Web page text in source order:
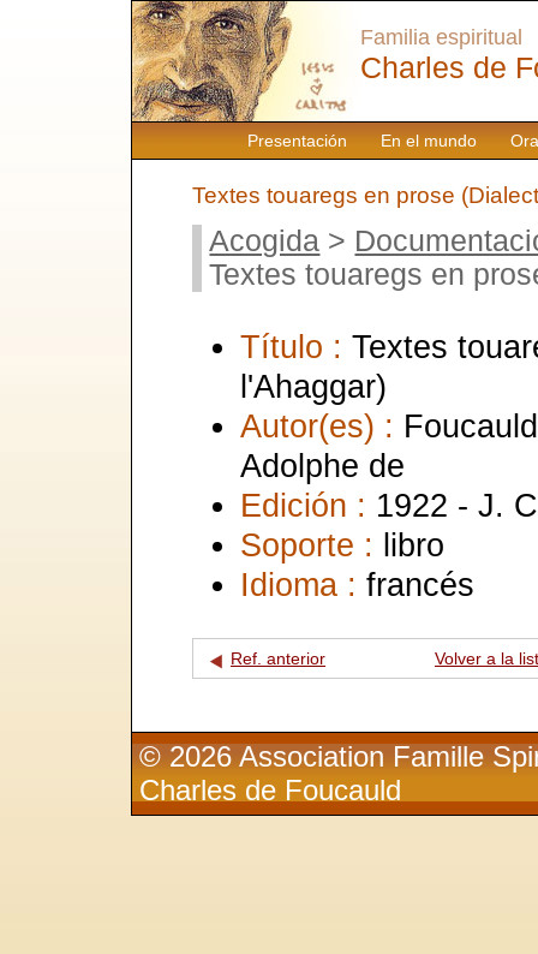
Presentación En el mundo
Familia espiritual
Charles de
Textes touaregs en prose
Acogida >
Textes touaregs en
Título : Textes
l'Ahaggar)
Autor(es) :
Adolphe de
Edición : 1922 - J.
Soporte : libro
Idioma : francés
Ref. anterior Volver a la
© 2026 Association Famille
Charles de Foucauld